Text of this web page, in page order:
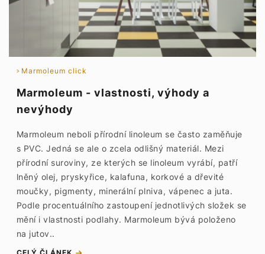
Marmoleum click
Marmoleum - vlastnosti, výhody a
nevýhody
Marmoleum neboli přírodní linoleum se často zaměňuje
s PVC. Jedná se ale o zcela odlišný materiál. Mezi
přírodní suroviny, ze kterých se linoleum vyrábí, patří
lněný olej, pryskyřice, kalafuna, korkové a dřevité
moučky, pigmenty, minerální plniva, vápenec a juta.
Podle procentuálního zastoupení jednotlivých složek se
mění i vlastnosti podlahy. Marmoleum bývá položeno
na jutov..